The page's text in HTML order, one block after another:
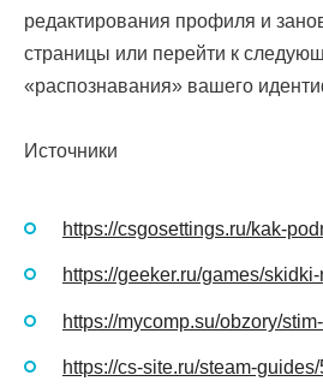
редактирования профиля и
страницы или перейти к
«распознавания» вашего
Источники
https://csgosettings.ru/kak-
https://geeker.ru/games/
https://mycomp.su/obzory/
https://cs-site.ru/steam-